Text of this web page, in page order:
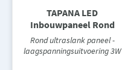
TAPANA LED
Inbouwpaneel Rond
Rond ultraslank paneel -
laagspanningsuitvoering 3W